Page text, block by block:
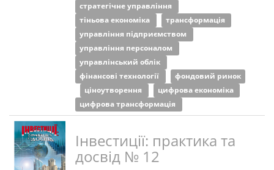
стратегічне управління
тіньова економіка
трансформація
управління підприємством
управління персоналом
управлінський облік
фінансові технології
фондовий ринок
ціноутворення
цифрова економіка
цифрова трансформація
Інвестиції: практика та
досвід № 12